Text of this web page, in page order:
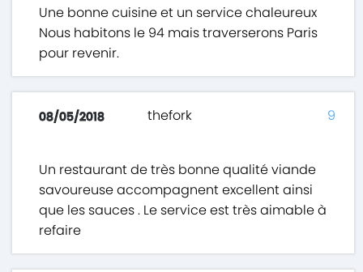
Une bonne cuisine et un service chaleureux
Nous habitons le 94 mais traverserons Paris
pour revenir.
08/05/2018 thefork
Un restaurant de très bonne qualité viande
savoureuse accompagnent excellent ainsi
que les sauces . Le service est très aimable à
refaire
9